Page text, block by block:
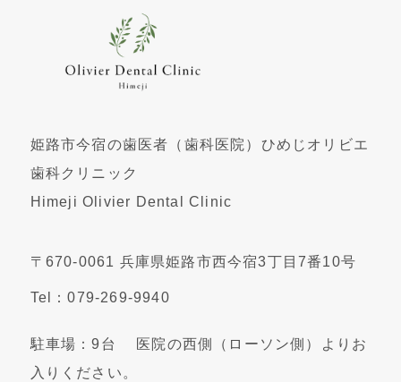
姫路市今宿の歯医者（歯科医院）ひめじオリビエ
歯科クリニック
Himeji Olivier Dental Clinic
〒670-0061 兵庫県姫路市西今宿3丁目7番10号
Tel：079-269-9940
駐車場：9台 医院の西側（ローソン側）よりお
入りください。